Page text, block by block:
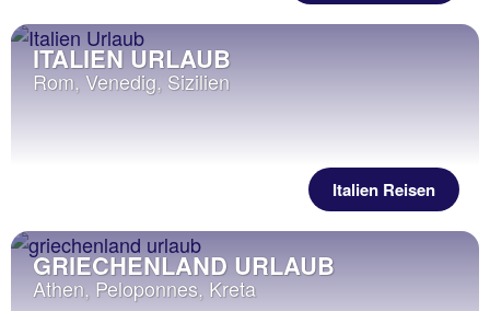
ITALIEN URLAUB
Rom, Venedig, Sizilien
Italien Reisen
GRIECHENLAND URLAUB
Athen, Peloponnes, Kreta